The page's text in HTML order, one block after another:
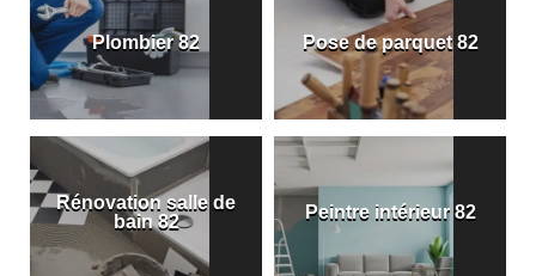
Plombier 82 Pose de parquet 82
Rénovation salle de
bain 82
Peintre intérieur 82